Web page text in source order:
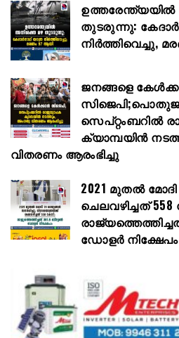
തുടരുന്നു:
നിർത്തിവെച്ചു,
ജനങ്ങളെ
സെപ്റ്റംബറിൽ
ക്യാമ്പയിൻ
വിതരണം ആരംഭിച്ചു
2021 മുതൽ
ചെലവഴിച്ചത് 558
ഡോളർ നിക്ഷേപം